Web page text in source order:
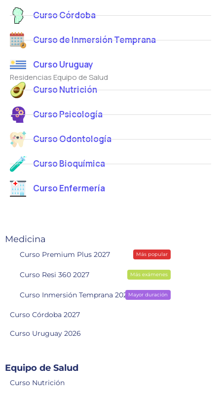
Curso Córdoba
Curso de Inmersión Temprana
Curso Uruguay
Residencias Equipo de Salud
Curso Nutrición
Curso Psicología
Curso Odontología
Curso Bioquímica
Curso Enfermería
Medicina
Curso Premium Plus 2027 Más popular
Curso Resi 360 2027 Más exámenes
Curso Inmersión Temprana 2028Mayor duración
Curso Córdoba 2027
Curso Uruguay 2026
Equipo de Salud
Curso Nutrición